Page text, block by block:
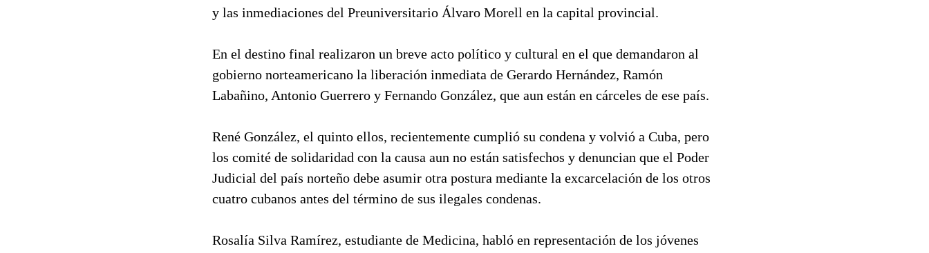
y las inmediaciones del Preuniversitario Álvaro Morell en la capital provincial.
En el destino final realizaron un breve acto político y cultural en el que demandaron al
gobierno norteamericano la liberación inmediata de Gerardo Hernández, Ramón
Labañino, Antonio Guerrero y Fernando González, que aun están en cárceles de ese país.
René González, el quinto ellos, recientemente cumplió su condena y volvió a Cuba, pero
los comité de solidaridad con la causa aun no están satisfechos y denuncian que el Poder
Judicial del país norteño debe asumir otra postura mediante la excarcelación de los otros
cuatro cubanos antes del término de sus ilegales condenas.
Rosalía Silva Ramírez, estudiante de Medicina, habló en representación de los jóvenes